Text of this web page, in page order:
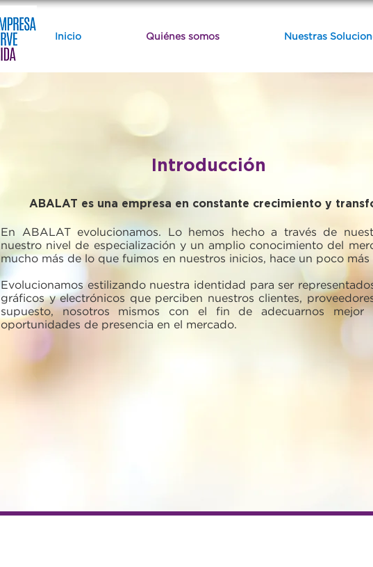
Inicio Quiénes somos Nuestras
Introducción
ABALAT es una empresa en constante crecimiento y
En ABALAT evolucionamos. Lo hemos hecho a través de
nuestro nivel de especialización y un amplio conocimiento del
mucho más de lo que fuimos en nuestros inicios, hace un poco más
Evolucionamos estilizando nuestra identidad para ser
gráficos y electrónicos que perciben nuestros clientes,
supuesto, nosotros mismos con el fin de adecuarnos mejor
oportunidades de presencia en el mercado.